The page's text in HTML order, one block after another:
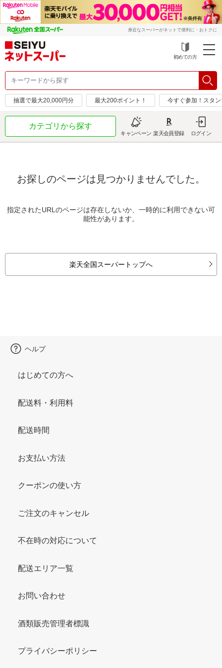
身近なスーパーがネットで便利に・おトクに
初めての方
抽選で最大20,000円分 最大200ポイント！ 今すぐ参加！スタ
カテゴリから探す
キャンペーン 楽天会員登録 ログイン
お探しのページは見つかりませんでした。
指定されたURLのページは存在しないか、一時的に利用できない可
能性があります。
楽天全国スーパートップへ
ヘルプ
はじめての方へ
配送料・利用料
配送時間
お支払い方法
クーポンの使い方
ご注文のキャンセル
不在時の対応について
配送エリア一覧
お問い合わせ
酒類販売管理者標識
プライバシーポリシー